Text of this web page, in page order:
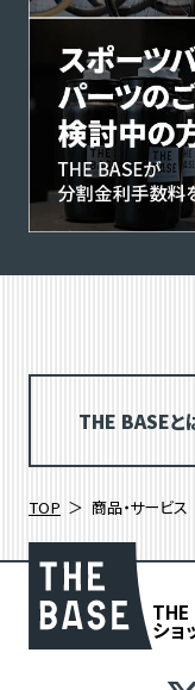
THE BASEと
TOP 商品・サービス
THE
ショ